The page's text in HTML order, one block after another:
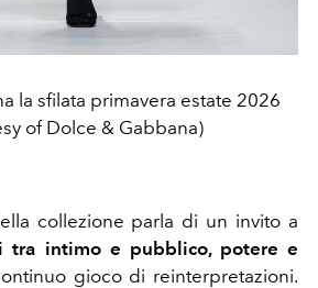
la sfilata primavera estate 2026
of Dolce & Gabbana)
collezione parla di un invito a
tra intimo e pubblico, potere e
gioco di reinterpretazioni.